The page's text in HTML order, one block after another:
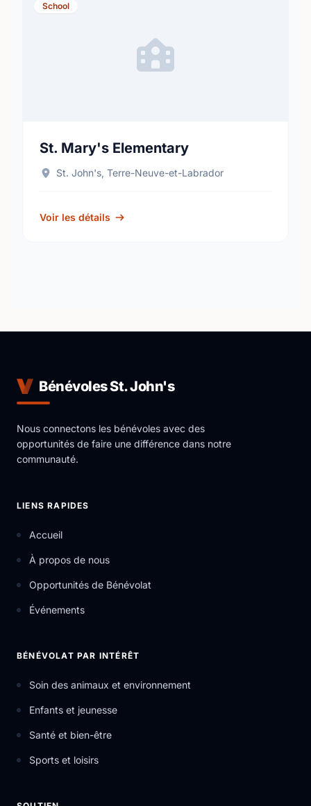
School
St. Mary's Elementary
St. John's, Terre-Neuve-et-Labrador
Voir les détails
Bénévoles St. John's
Nous connectons les bénévoles avec des
opportunités de faire une différence dans notre
communauté.
LIENS RAPIDES
Accueil
À propos de nous
Opportunités de Bénévolat
Événements
BÉNÉVOLAT PAR INTÉRÊT
Soin des animaux et environnement
Enfants et jeunesse
Santé et bien-être
Sports et loisirs